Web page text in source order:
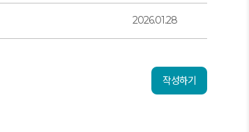
2026.01.28
작성하기